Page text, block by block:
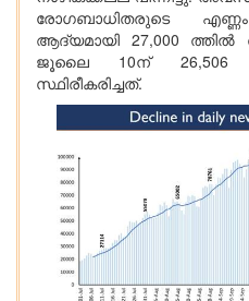
രോഗബാധിതരുടെ
ആദ്യമായി 27,000 ത്തില്‍
ജൂലൈ 10ന് 26,506
സ്ഥിരീകരിച്ചത്.